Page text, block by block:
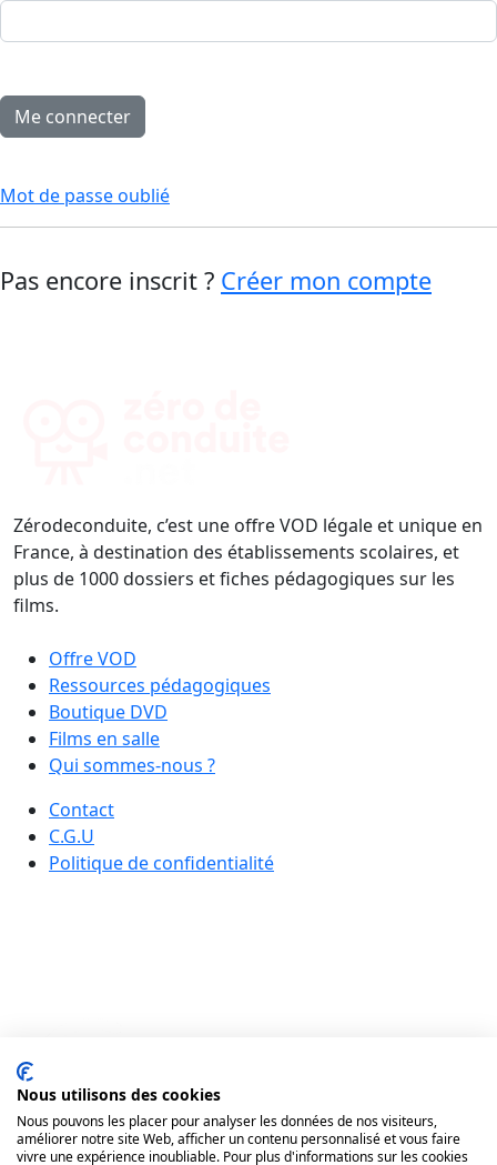
Mot de passe oublié
Pas encore inscrit ? Créer mon compte
Zérodeconduite, c’est une offre VOD légale et unique en
France, à destination des établissements scolaires, et
plus de 1000 dossiers et fiches pédagogiques sur les
films.
Offre VOD
Ressources pédagogiques
Boutique DVD
Films en salle
Qui sommes-nous ?
Contact
C.G.U
Politique de confidentialité
Nous utilisons des cookies
Nous pouvons les placer pour analyser les données de nos visiteurs,
améliorer notre site Web, afficher un contenu personnalisé et vous faire
vivre une expérience inoubliable. Pour plus d'informations sur les cookies